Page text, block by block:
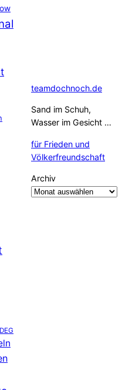
teamdochnoch.de
Sand im Schuh,
Wasser im Gesicht …
für Frieden und
Völkerfreundschaft
Archiv